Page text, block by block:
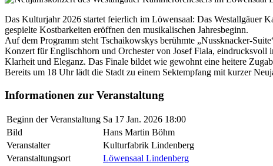
Das Kulturjahr 2026 startet feierlich im Löwensaal: Das Westallgäuer
gespielte Kostbarkeiten eröffnen den musikalischen Jahresbeginn.
Auf dem Programm steht Tschaikowskys berühmte „Nussknacker-
Konzert für Englischhorn und Orchester von Josef Fiala,
Klarheit und Eleganz. Das Finale bildet wie gewohnt eine heitere
Bereits um 18 Uhr lädt die Stadt zu einem Sektempfang mit kurzer
Informationen zur Veranstaltung
Beginn der Veranstaltung Sa 17 Jan. 2026 18:00
Bild
Hans Martin Böhm
Veranstalter
Kulturfabrik Lindenberg
Veranstaltungsort
Löwensaal Lindenberg